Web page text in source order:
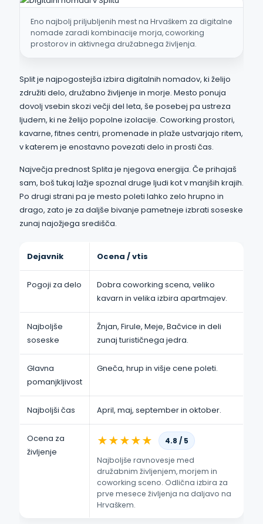
Eno najbolj priljubljenih mest na Hrvaškem za digitalne
nomade zaradi kombinacije morja, coworking
prostorov in aktivnega družabnega življenja.
Split je najpogostejša izbira digitalnih nomadov, ki želijo
združiti delo, družabno življenje in morje. Mesto ponuja
dovolj vsebin skozi večji del leta, še posebej pa ustreza
ljudem, ki ne želijo popolne izolacije. Coworking prostori,
kavarne, fitnes centri, promenade in plaže ustvarjajo ritem,
v katerem je enostavno povezati delo in prosti čas.
Največja prednost Splita je njegova energija. Če prihajaš
sam, boš tukaj lažje spoznal druge ljudi kot v manjših krajih.
Po drugi strani pa je mesto poleti lahko zelo hrupno in
drago, zato je za daljše bivanje pametneje izbrati soseske
zunaj najožjega središča.
Dejavnik Ocena / vtis
Pogoji za delo
Dobra coworking scena, veliko
kavarn in velika izbira apartmajev.
Najboljše
soseske
Žnjan, Firule, Meje, Bačvice in deli
zunaj turističnega jedra.
Glavna
pomanjkljivost
Gneča, hrup in višje cene poleti.
Najboljši čas April, maj, september in oktober.
Ocena za
življenje
★★★★★
4.8 / 5
Najboljše ravnovesje med
družabnim življenjem, morjem in
coworking sceno. Odlična izbira za
prve mesece življenja na daljavo na
Hrvaškem.